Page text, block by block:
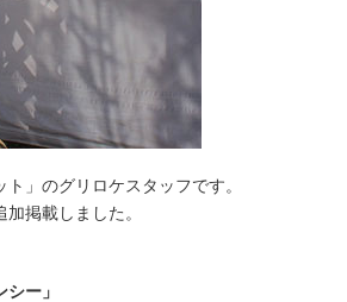
」のグリロケスタッフです。
掲載しました。
ー」